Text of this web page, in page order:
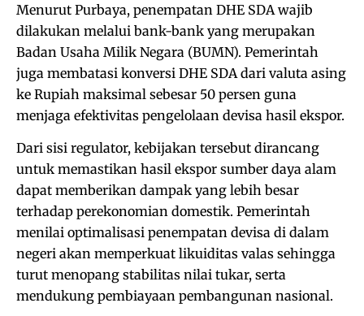
Menurut Purbaya, penempatan DHE SDA wajib
dilakukan melalui bank-bank yang merupakan
Badan Usaha Milik Negara (BUMN). Pemerintah
juga membatasi konversi DHE SDA dari valuta asing
ke Rupiah maksimal sebesar 50 persen guna
menjaga efektivitas pengelolaan devisa hasil ekspor.
Dari sisi regulator, kebijakan tersebut dirancang
untuk memastikan hasil ekspor sumber daya alam
dapat memberikan dampak yang lebih besar
terhadap perekonomian domestik. Pemerintah
menilai optimalisasi penempatan devisa di dalam
negeri akan memperkuat likuiditas valas sehingga
turut menopang stabilitas nilai tukar, serta
mendukung pembiayaan pembangunan nasional.